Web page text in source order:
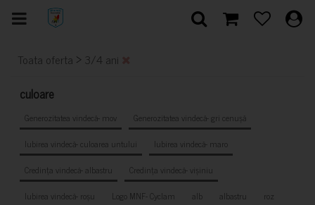
Toata oferta > 3/4 ani
culoare
Generozitatea vindecă- mov
Generozitatea vindecă- gri cenușă
Iubirea vindecă- culoarea untului
Iubirea vindecă- maro
Credința vindecă- albastru
Credința vindecă- vișiniu
Iubirea vindecă- roșu
Logo MNF- Cyclam alb albastru
roz